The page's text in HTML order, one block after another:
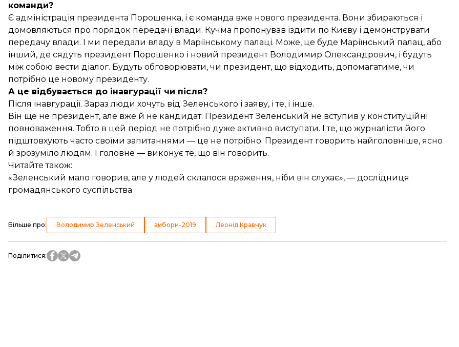
команди?
Є адміністрація президента Порошенка, і є команда вже нового президента. Вони збираються і
домовляються про порядок передачі влади. Кучма пропонував їздити по Києву і демонструвати
передачу влади. І ми передали владу в Маріїнському палаці. Може, це буде Маріїнський палац, або
інший, де сядуть президент Порошенко і новий президент Володимир Олександрович, і будуть
між собою вести діалог. Будуть обговорювати, чи президент, що відходить, допомагатиме, чи
потрібно це новому президенту.
А це відбувається до інавгурації чи після?
Після інавгурації. Зараз люди хочуть від Зеленського і заяву, і те, і інше.
Він ще не президент, але вже й не кандидат. Президент Зеленський не вступив у конституційні
повноваження. Тобто в цей період не потрібно дуже активно виступати. І те, що журналісти його
підштовхують часто своїми запитаннями — це не потрібно. Президент говорить найголовніше, ясно
й зрозуміло людям. І головне — виконує те, що він говорить.
Читайте також:
«Зеленський мало говорив, але у людей склалося враження, ніби він слухає», — дослідниця
громадянського суспільства
Більше про: Володимир Зеленський вибори-2019 Леонід Кравчук
Поділитися: